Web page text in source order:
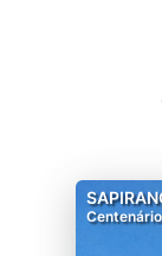
Centenário